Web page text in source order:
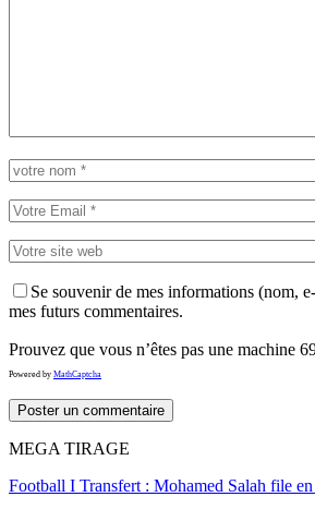
Se souvenir de mes informations (nom,
mes futurs commentaires.
Prouvez que vous n’êtes pas une machine
Powered by MathCaptcha
MEGA TIRAGE
Football I Transfert : Mohamed Salah file